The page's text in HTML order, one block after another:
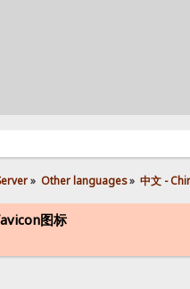
» Other languages» 中文 -
图标